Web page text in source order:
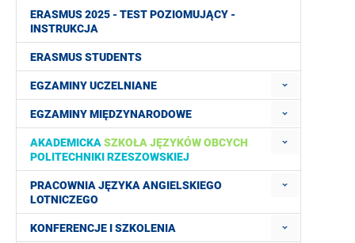
ERASMUS 2025 - TEST POZIOMUJĄCY -
INSTRUKCJA
ERASMUS STUDENTS
EGZAMINY UCZELNIANE
EGZAMINY MIĘDZYNARODOWE
AKADEMICKA SZKOŁA JĘZYKÓW OBCYCH
POLITECHNIKI RZESZOWSKIEJ
PRACOWNIA JĘZYKA ANGIELSKIEGO
LOTNICZEGO
KONFERENCJE I SZKOLENIA